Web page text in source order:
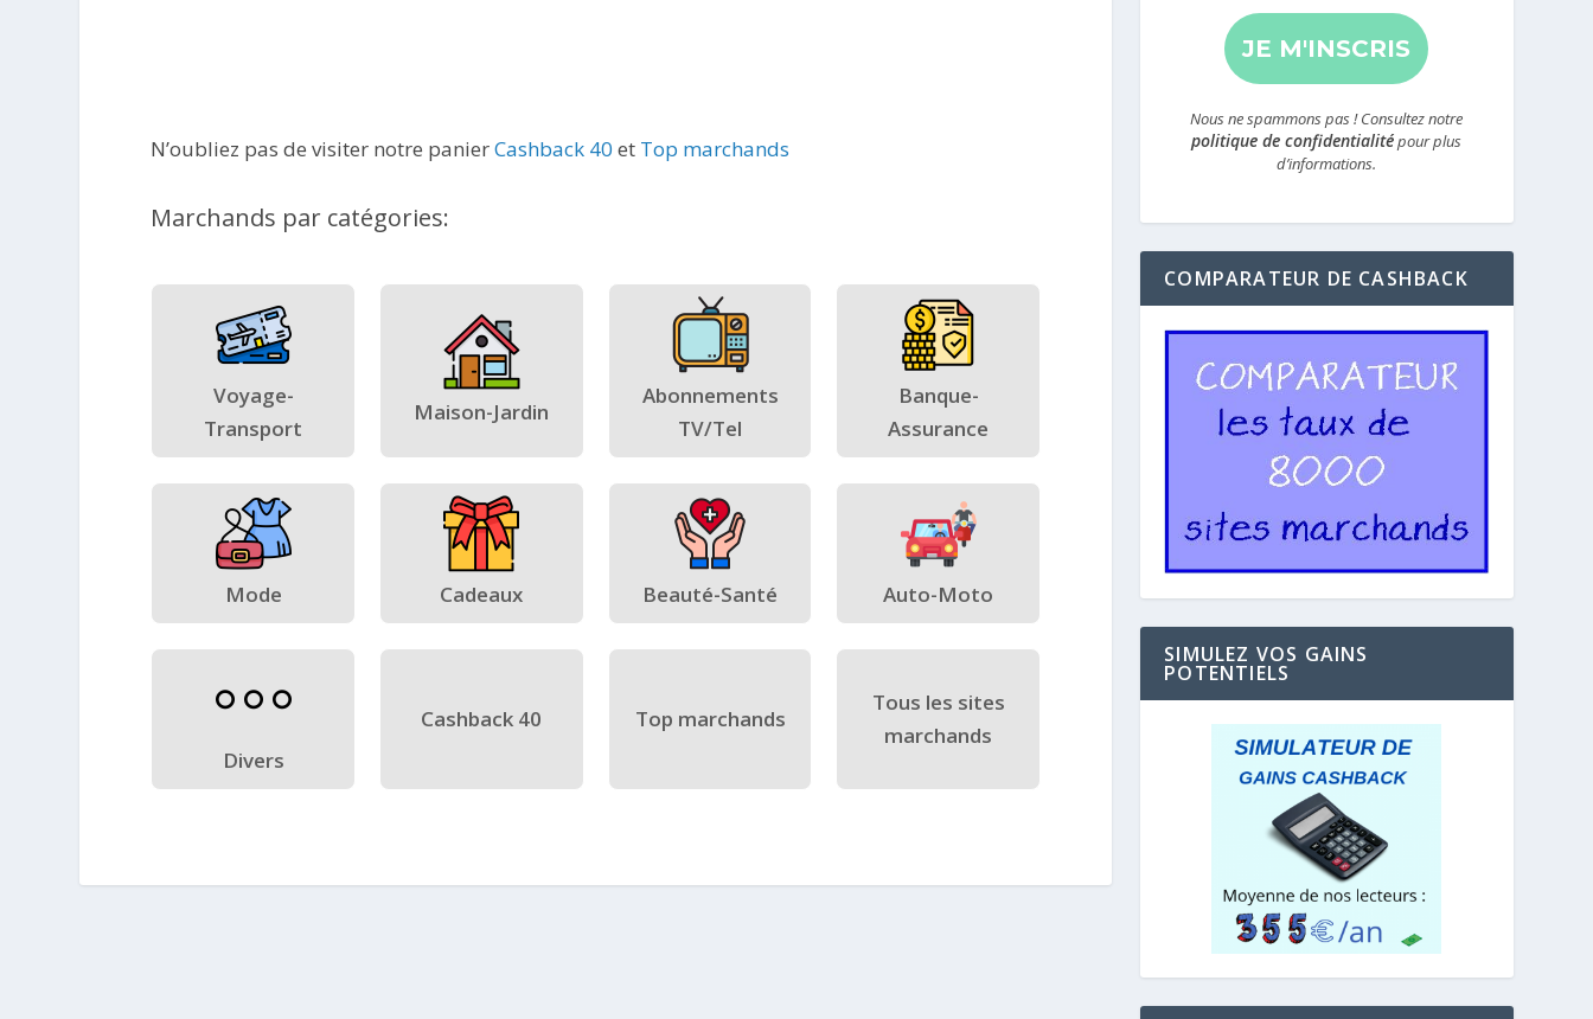
N’oubliez pas de visiter notre panierCashback 40 et Top marchands
Marchands par catégories:
Voyage-
Transport
Maison-Jardin
Abonnements
TV/Tel
Banque-
Assurance
Mode Cadeaux Beauté-Santé Auto-Moto
Divers
Cashback 40 Top marchands
Tous les sites
marchands
mail
*
Nous ne spammons pas ! Consultez notre
politique de confidentialitépour plus
d’informations.
COMPARATEUR DE CASHBACK
SIMULEZ VOS GAINS
POTENTIELS